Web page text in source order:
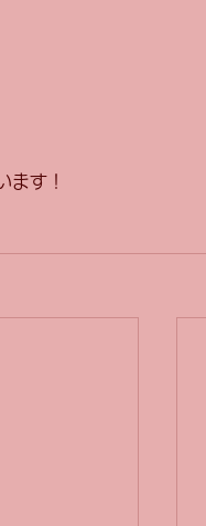
ます！